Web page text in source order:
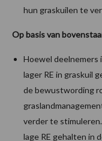
hun graskuilen te
Op basis van
Hoewel deelnemers
lager RE in graskuil
de bewustwording
verder te
lage RE gehalten in